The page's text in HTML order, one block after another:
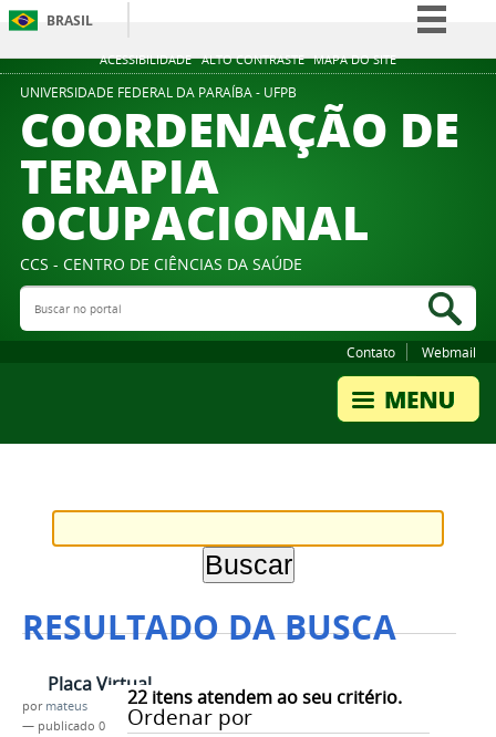
ACESSIBILIDADE ALTO CONTRASTE MAPA DO SITE
BRASIL
Simplifique!
Participe
Acesso à informação
Canais
UNIVERSIDADE FEDERAL DA PARAÍBA - UFPB
COORDENAÇÃO DE
TERAPIA
OCUPACIONAL
CCS - CENTRO DE CIÊNCIAS DA SAÚDE
Buscar no portal
Contato Webmail
RESULTADO DA BUSCA
22itens atendem ao seu critério.
Ordenar por
Placa Virtual
por mateus
— publicado 03/07/2024